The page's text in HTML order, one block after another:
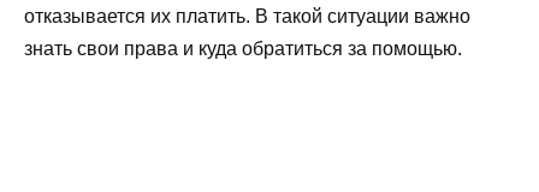
отказывается их платить. В такой ситуации важно
знать свои права и куда обратиться за помощью.